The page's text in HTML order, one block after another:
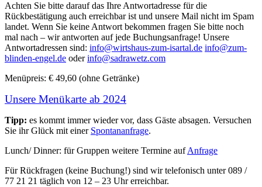
Achten Sie bitte darauf das Ihre Antwortadresse für die
Rückbestätigung auch erreichbar ist und unsere Mail nicht im Spam
landet. Wenn Sie keine Antwort bekommen fragen Sie bitte noch
mal nach – wir antworten auf jede Buchungsanfrage! Unsere
Antwortadressen sind: info@wirtshaus-zum-isartal.de info@zum-
blinden-engel.de oderinfo@sadrawetz.com
Menüpreis: € 49,60 (ohne Getränke)
Unsere Menükarte ab 2024
Tipp: es kommt immer wieder vor, dass Gäste absagen. Versuchen
Sie ihr Glück mit einer Spontananfrage.
Lunch/ Dinner: für Gruppen weitere Termine aufAnfrage
Für Rückfragen (keine Buchung!) sind wir telefonisch unter 089 /
77 21 21 täglich von 12 – 23 Uhr erreichbar.